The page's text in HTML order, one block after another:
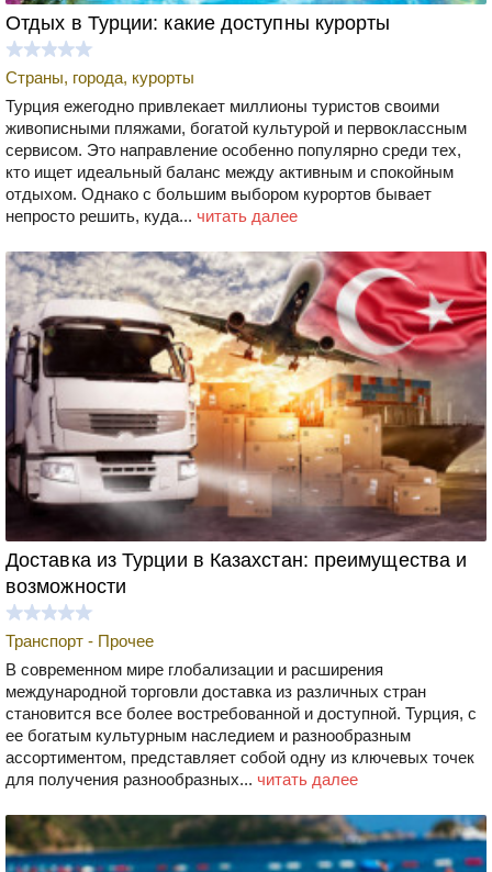
Отдых в Турции: какие доступны курорты
Страны, города, курорты
Турция ежегодно привлекает миллионы туристов своими
живописными пляжами, богатой культурой и первоклассным
сервисом. Это направление особенно популярно среди тех,
кто ищет идеальный баланс между активным и спокойным
отдыхом. Однако с большим выбором курортов бывает
непросто решить, куда... читать далее
Доставка из Турции в Казахстан: преимущества и
возможности
Транспорт - Прочее
В современном мире глобализации и расширения
международной торговли доставка из различных стран
становится все более востребованной и доступной. Турция, с
ее богатым культурным наследием и разнообразным
ассортиментом, представляет собой одну из ключевых точек
для получения разнообразных... читать далее